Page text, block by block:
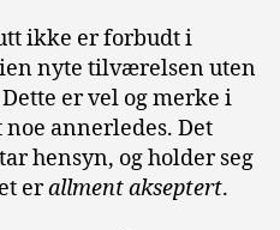
ikke er forbudt i
nyte tilværelsen uten
er vel og merke i
annerledes. Det
hensyn, og holder seg
erallment akseptert.